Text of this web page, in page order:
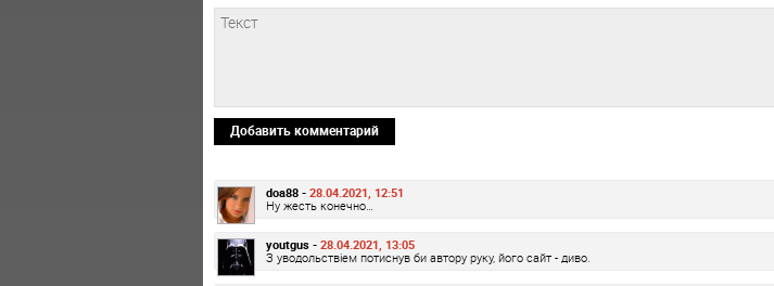
Добавить комментарий
doa88 - 28.04.2021, 12:51
Ну жесть конечно…
youtgus - 28.04.2021, 13:05
З уводольствіем потиснув би автору руку, його сайт - диво.